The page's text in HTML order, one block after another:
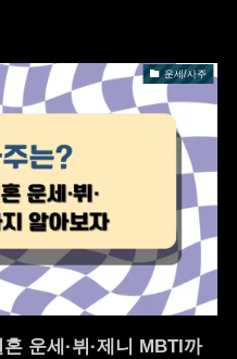
운세/사주
운세·뷔·제니 MBTI까